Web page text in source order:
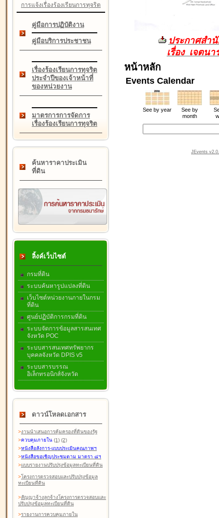
การแจ้งเรื่องร้องเรียนการทุจริต
คู่มือการปฏิบัติงาน
คู่มือบริการประชาชน
เรื่องร้องเรียนการทุจริต
ประจำปีของเจ้าหน้าที่
ของหน่วยงาน
มาตรการการจัดการ
เรื่องร้องเรียนการทุจริต
ค้นหาราคาประเมิน
ที่ดิน
ลิ้งค์เว็บไซต์
กรมที่ดิน
ระบบค้นหารูปแปลงที่ดิน
เว็บไซต์หน่วยงานภายในกรม
ที่ดิน
ศูนย์ปฏิบัติการกรมที่ดิน
ระบบจัดการข้อมูลสารสนเทศ
จังหวัด POC
ระบบสารสนเทศทรัพยากร
บุคคลจังหวัด DPIS v5
ระบบสารบรรณ
อิเล็กทรอนิกส์จังหวัด
ดาวน์โหลดเอกสาร
>งานนำเสนอการคุ้มครองที่ดินของรัฐ
>ควบคุมภายใน (1) (2)
>หนังสือสังการ-แบบประเมินคุณภาพฯ
>หนังสือขอเชิญประชุมตาม มาตรา ๘ฯ
>แบบรายงานปรับปรุงข้อมูลทะเบียนที่ดิน
>โครงการตรวจสอบและปรับปรุงข้อมูล
ทะเบียนที่ดิน
>สัญญาจ้างลูกจ้างโครงการตรวจสอบและ
ปรับปรุงข้อมูลทะเบียนที่ดิน
>รายงานการควบคุมภายใน
ประกาศสำ
เรื่อง เจตน
หน้าหลัก
Events Calendar
See by year
See by
month
JEvents